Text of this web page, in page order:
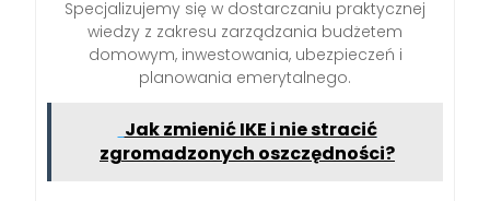
Specjalizujemy się w dostarczaniu praktycznej
wiedzy z zakresu zarządzania budżetem
domowym, inwestowania, ubezpieczeń i
planowania emerytalnego.
Jak zmienić IKE i nie stracić
zgromadzonych oszczędności?